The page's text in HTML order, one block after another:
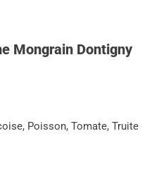
Mongrain Dontigny
, Poisson, Tomate, Truite